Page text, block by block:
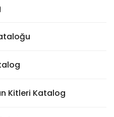
Kitleri Katalog